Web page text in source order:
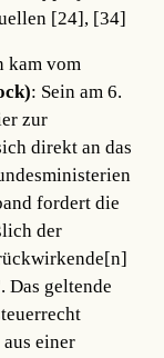
[24], [34]
kam vom
: Sein am 6.
zur
direkt an das
fordert die
der
geltende
einer